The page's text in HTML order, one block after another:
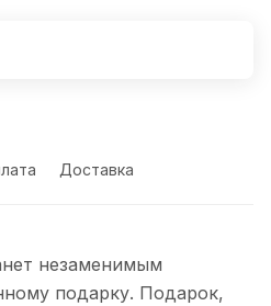
Доставка
незаменимым
подарку. Подарок,